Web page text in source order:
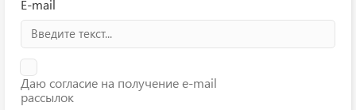
E-mail
Даю согласие на получение e-mail
рассылок